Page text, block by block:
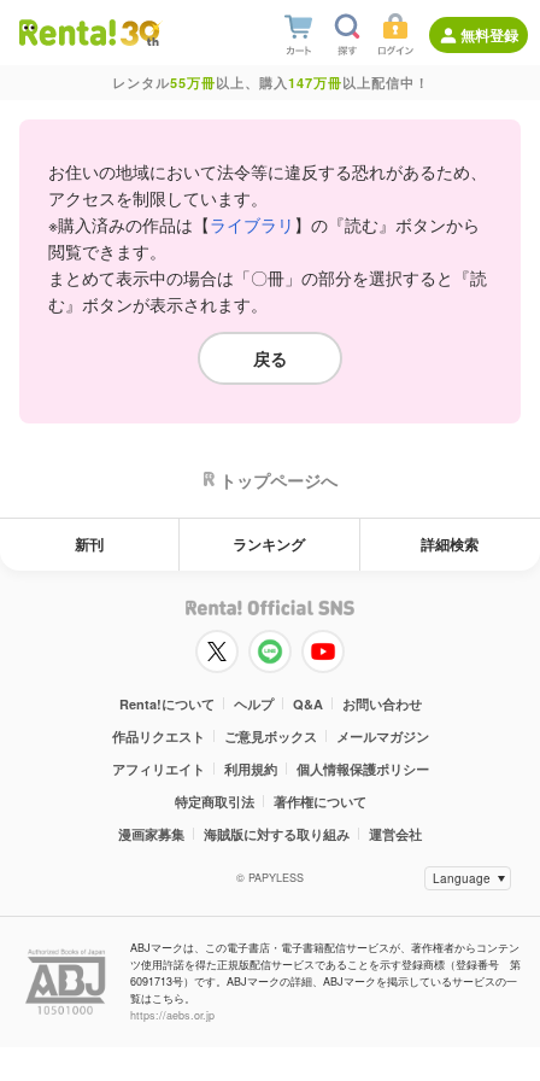
無料登録
レンタル55万冊以上、購入147万冊以上配信中！
お住いの地域において法令等に違反する恐れがあるため、
アクセスを制限しています。
※購入済みの作品は【ライブラリ 】の『読む』ボタンから
閲覧できます。
まとめて表示中の場合は「〇冊」の部分を選択すると『読
む』ボタンが表示されます。
戻る
トップページへ
新刊 ランキング 詳細検索
Renta!について ヘルプ Q&A
お問い合わせ
作品リクエスト
ご意見ボックス
メールマガジン
アフィリエイト
利用規約
個人情報保護ポリシー
特定商取引法
著作権について
漫画家募集
海賊版に対する取り組み 運営会社
© PAPYLESS
ABJマークは、この電子書店・電子書籍配信サービスが、著作権者からコンテン
ツ使用許諾を得た正規版配信サービスであることを示す登録商標（登録番号 第
6091713号）です。ABJマークの詳細、ABJマークを掲示しているサービスの一
覧はこちら。
https://aebs.or.jp